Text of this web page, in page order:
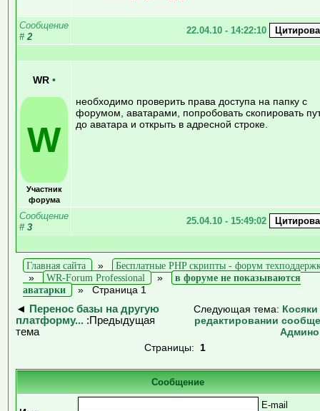
Сообщение
# 2
22.04.10 - 14:22:10
WR •
W
Участник
форума
необходимо проверить права доступа на папку с
форумом, аватарами, попробовать скопировать
до аватара и открыть в адресной строке.
Сообщение
# 3
25.04.10 - 15:49:02
Главная сайта »
Бесплатные PHP скрипты - форум
»
WR-Forum Professional »
в форуме не показываются
аватарки
» Страница 1
◄
Перенос базы на другую
платформу... :Предыдущая
тема
Следующая тема:
редактировании
Страницы: 1
Сообщение
E-mail